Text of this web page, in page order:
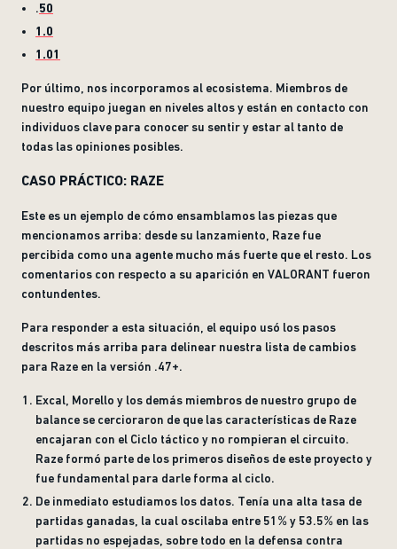
.50
1.0
1.01
Por último, nos incorporamos al ecosistema. Miembros de
nuestro equipo juegan en niveles altos y están en contacto con
individuos clave para conocer su sentir y estar al tanto de
todas las opiniones posibles.
CASO PRÁCTICO: RAZE
Este es un ejemplo de cómo ensamblamos las piezas que
mencionamos arriba: desde su lanzamiento, Raze fue
percibida como una agente mucho más fuerte que el resto. Los
comentarios con respecto a su aparición en VALORANT fueron
contundentes.
Para responder a esta situación, el equipo usó los pasos
descritos más arriba para delinear nuestra lista de cambios
para Raze en la versión .47+.
Excal, Morello y los demás miembros de nuestro grupo de
balance se cercioraron de que las características de Raze
encajaran con el Ciclo táctico y no rompieran el circuito.
Raze formó parte de los primeros diseños de este proyecto y
fue fundamental para darle forma al ciclo.
De inmediato estudiamos los datos. Tenía una alta tasa de
partidas ganadas, la cual oscilaba entre 51% y 53.5% en las
partidas no espejadas, sobre todo en la defensa contra